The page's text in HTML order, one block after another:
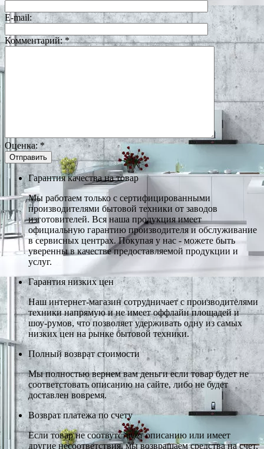
E-mail:
Комментарий:*
Оценка:*
Гарантия качества на товар
Мы работаем только с сертифицированными
производителями бытовой техники от заводов
изготовителей. Вся наша продукция имеет
официальную гарантию производителя и обслуживание
в сервисных центрах. Покупая у нас - можете быть
уверенны в качестве предоставляемой продукции и
услуг.
Гарантия низких цен
Наш интернет-магазин сотрудничает с производителями
техники напрямую и не имеет оффлайн площадей и
шоу-румов, что позволяет удерживать одну из самых
низких цен на рынке бытовой техники.
Полный возврат стоимости
Мы полностью вернем вам деньги если товар будет не
соответстовать описанию на сайте, либо не будет
доставлен вовремя.
Возврат платежа по счету
Если товар не соотвутствует описанию или имеет
другие несоответствия, мы возвращаем средства на счет,